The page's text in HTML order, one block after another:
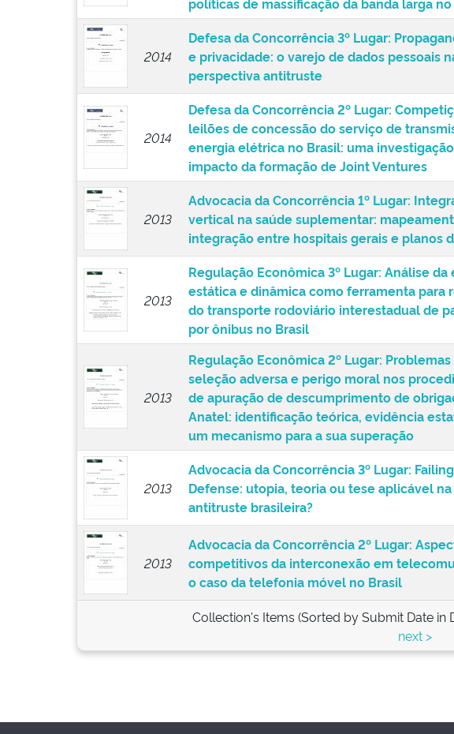
políticas de massificação da banda larga
Defesa da Concorrência 3º Lugar:
e privacidade: o varejo de dados pessoais na
perspectiva antitruste
Defesa da Concorrência 2º Lugar:
leilões de concessão do serviço de
energia elétrica no Brasil: uma investigação
impacto da formação de Joint Ventures
Advocacia da Concorrência 1º Lugar:
vertical na saúde suplementar:
integração entre hospitais gerais e planos
Regulação Econômica 3º Lugar: Análise da
estática e dinâmica como ferramenta para
do transporte rodoviário interestadual de
por ônibus no Brasil
Regulação Econômica 2º Lugar: Problemas
seleção adversa e perigo moral nos
de apuração de descumprimento de
Anatel: identificação teórica, evidência
um mecanismo para a sua superação
Advocacia da Concorrência 3º Lugar:
Defense: utopia, teoria ou tese aplicável na
antitruste brasileira?
Advocacia da Concorrência 2º Lugar:
competitivos da interconexão em
o caso da telefonia móvel no Brasil
Collection's Items (Sorted by Submit Date in
next >